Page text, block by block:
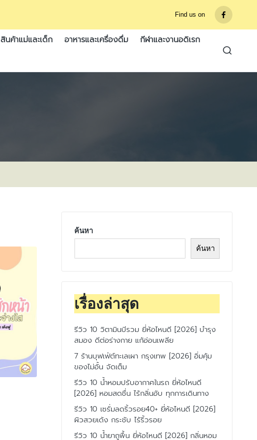
Find us on
รายการ
เมนู
สินค้าแม่และเด็ก อาหารและเครื่องดื่ม
กีฬาและงานอดิเรก
ค้นหา
ค้นหา
เรื่องล่าสุด
รีวิว 10 วิตามินบีรวม ยี่ห้อไหนดี [2026] บำรุง
สมอง ดีต่อร่างกาย แก้อ่อนเพลีย
7 ร้านบุฟเฟ่ต์ทะเลเผา กรุงเทพ [2026] อิ่มคุ้ม
ของไม่อั้น จัดเต็ม
รีวิว 10 น้ำหอมปรับอากาศในรถ ยี่ห้อไหนดี
[2026] หอมสดชื่น ไร้กลิ่นอับ ทุกการเดินทาง
รีวิว 10 เซรั่มลดริ้วรอย40+ ยี่ห้อไหนดี [2026]
ผิวสวยเด้ง กระชับ ไร้ริ้วรอย
รีวิว 10 น้ำยาถูพื้น ยี่ห้อไหนดี [2026] กลิ่นหอม